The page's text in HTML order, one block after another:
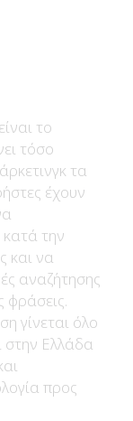
το
τόσο
τα
έχουν
την
και να
αναζήτησης
φράσεις.
γίνεται όλο
στην Ελλάδα
προς